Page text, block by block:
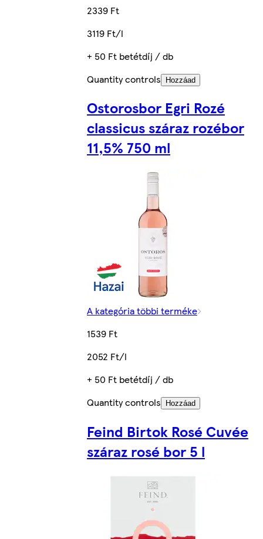
2339 Ft
3119 Ft/l
+ 50 Ft betétdíj / db
Quantity controls
Hozzáad
Ostorosbor Egri Rozé
classicus száraz rozébor
11,5% 750 ml
A kategória többi terméke
1539 Ft
2052 Ft/l
+ 50 Ft betétdíj / db
Quantity controls
Hozzáad
Feind Birtok Rosé Cuvée
száraz rosé bor 5 l